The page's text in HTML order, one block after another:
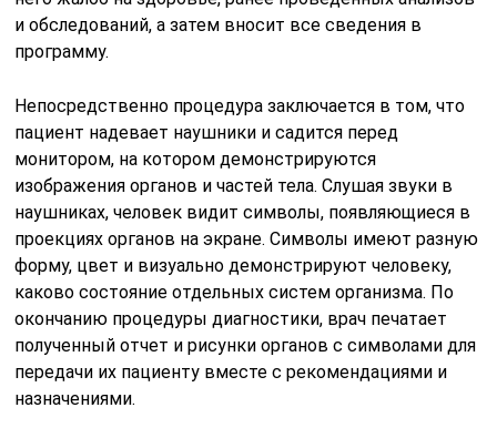
и обследований, а затем вносит все сведения в
программу.
Непосредственно процедура заключается в том, что
пациент надевает наушники и садится перед
монитором, на котором демонстрируются
изображения органов и частей тела. Слушая звуки в
наушниках, человек видит символы, появляющиеся в
проекциях органов на экране. Символы имеют разную
форму, цвет и визуально демонстрируют человеку,
каково состояние отдельных систем организма. По
окончанию процедуры диагностики, врач печатает
полученный отчет и рисунки органов с символами для
передачи их пациенту вместе с рекомендациями и
назначениями.